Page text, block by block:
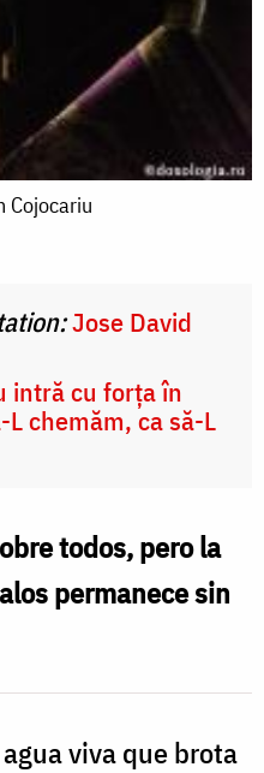
Cojocariu
Jose David
intră cu forța în
chemăm, ca să-L
todos, pero la
permanece sin
viva que brota